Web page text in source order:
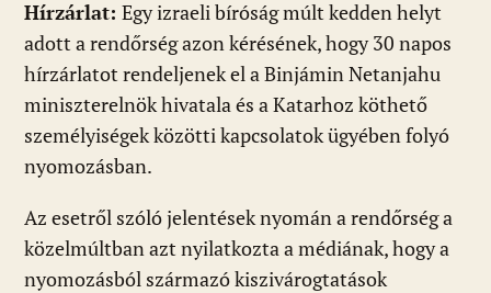
Hírzárlat: Egy izraeli bíróság múlt kedden helyt
adott a rendőrség azon kérésének, hogy 30 napos
hírzárlatot rendeljenek el a Binjámin Netanjahu
miniszterelnök hivatala és a Katarhoz köthető
személyiségek közötti kapcsolatok ügyében folyó
nyomozásban.
Az esetről szóló jelentések nyomán a rendőrség a
közelmúltban azt nyilatkozta a médiának, hogy a
nyomozásból származó kiszivárogtatások